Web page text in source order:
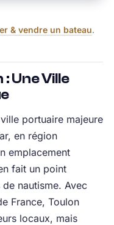
& vendre un bateau.
Une Ville
portuaire majeure
en région
emplacement
fait un point
nautisme. Avec
France, Toulon
locaux, mais